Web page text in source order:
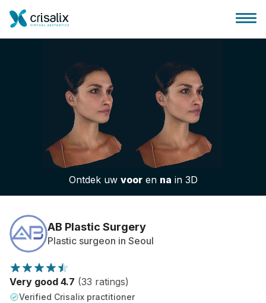
Huis chirurg
3D business platform
Patiëntrecensies
Ontdek uw vooren na in 3D
AB Plastic Surgery
Plastic surgeon in Seoul
Very good 4.7 (33 ratings)
Verified Crisalix practitioner